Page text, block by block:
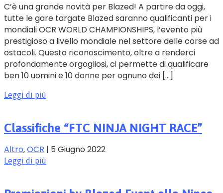
C’è una grande novità per Blazed! A partire da oggi,
tutte le gare targate Blazed saranno qualificanti per i
mondiali OCR WORLD CHAMPIONSHIPS, l’evento più
prestigioso a livello mondiale nel settore delle corse ad
ostacoli. Questo riconoscimento, oltre a renderci
profondamente orgogliosi, ci permette di qualificare
ben 10 uomini e 10 donne per ognuno dei […]
Leggi di più
Classifiche “FTC NINJA NIGHT RACE”
Altro‚OCR | 5 Giugno 2022
Leggi di più